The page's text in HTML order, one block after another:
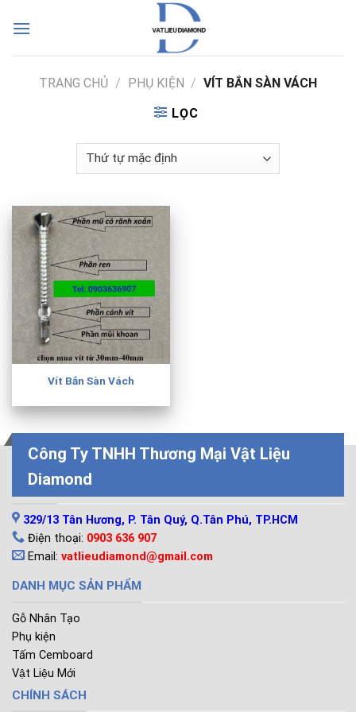
TRANG CHỦ / PHỤ KIỆN / VÍT BẮN SÀN VÁCH
LỌC
Vít Bắn Sàn Vách
Công Ty TNHH Thương Mại Vật Liệu
Diamond
LIÊN HỆ
329/13 Tân Hương, P. Tân Quý, Q.Tân Phú, TP.HCM
Điện thoại: 0903 636 907
Email: vatlieudiamond@gmail.com
DANH MỤC SẢN PHẨM
Gỗ Nhân Tạo
Phụ kiện
Tấm Cemboard
Vật Liệu Mới
CHÍNH SÁCH